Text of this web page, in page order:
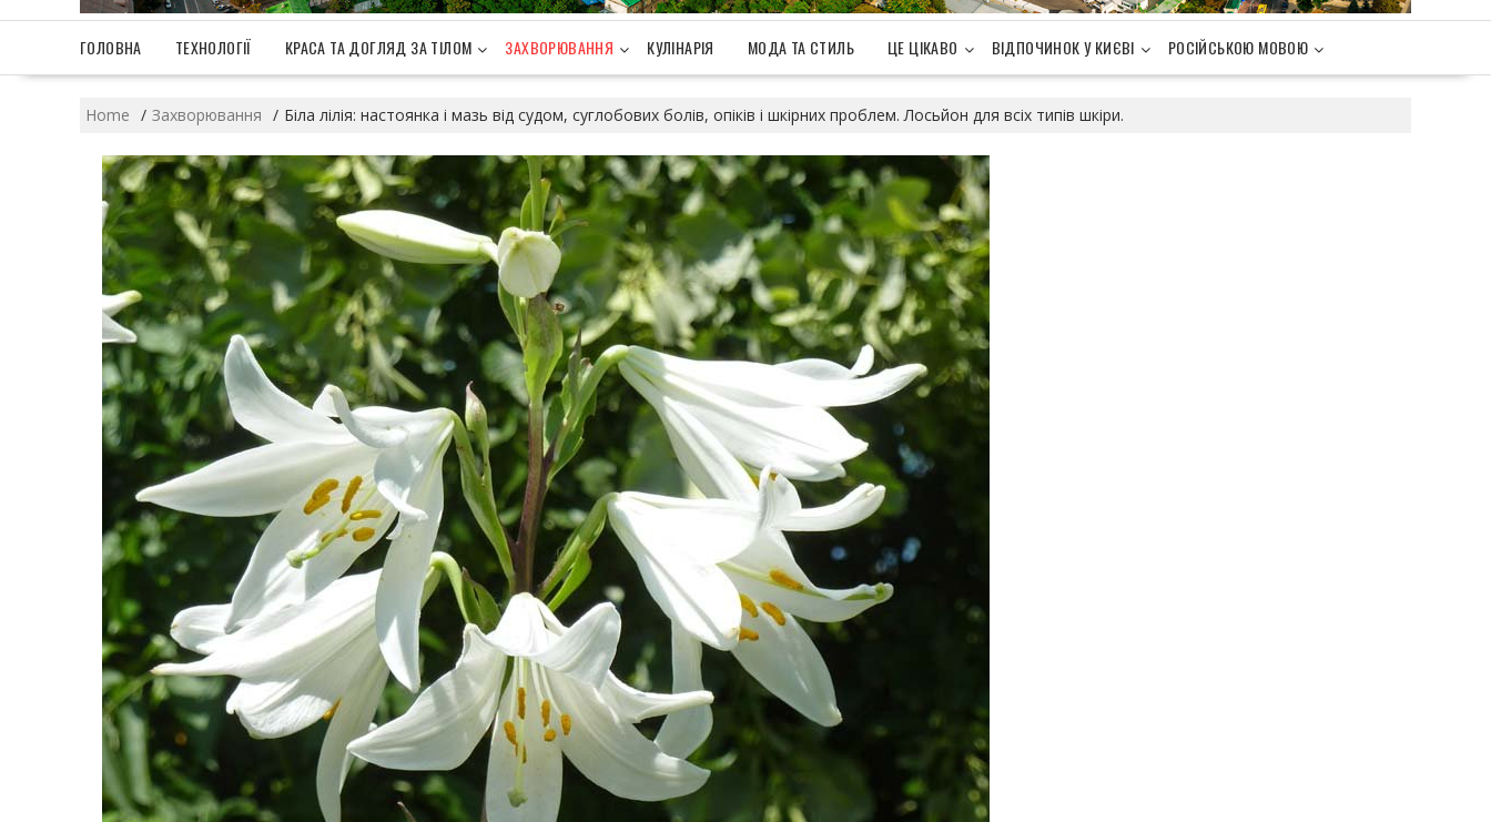
ГОЛОВНА ТЕХНОЛОГІЇ КРАСА ТА ДОГЛЯД ЗА ТІЛОМ ЗАХВОРЮВАННЯ КУЛІНАРІЯ МОДА ТА СТИЛЬ ЦЕ ЦІКАВО ВІДПОЧИНОК У КИЄВІ РОСІЙСЬКОЮ МОВОЮ
Home Захворювання Біла лілія: настоянка і мазь від судом, суглобових болів, опіків і шкірних проблем. Лосьйон для всіх типів шкіри.